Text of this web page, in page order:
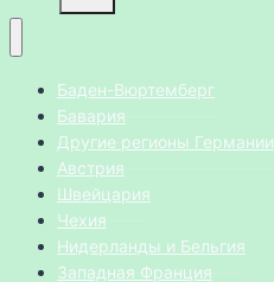
Баден-Вюртемберг
Бавария
Другие регионы Германии
Австрия
Швейцария
Чехия
Нидерланды и Бельгия
Западная Франция